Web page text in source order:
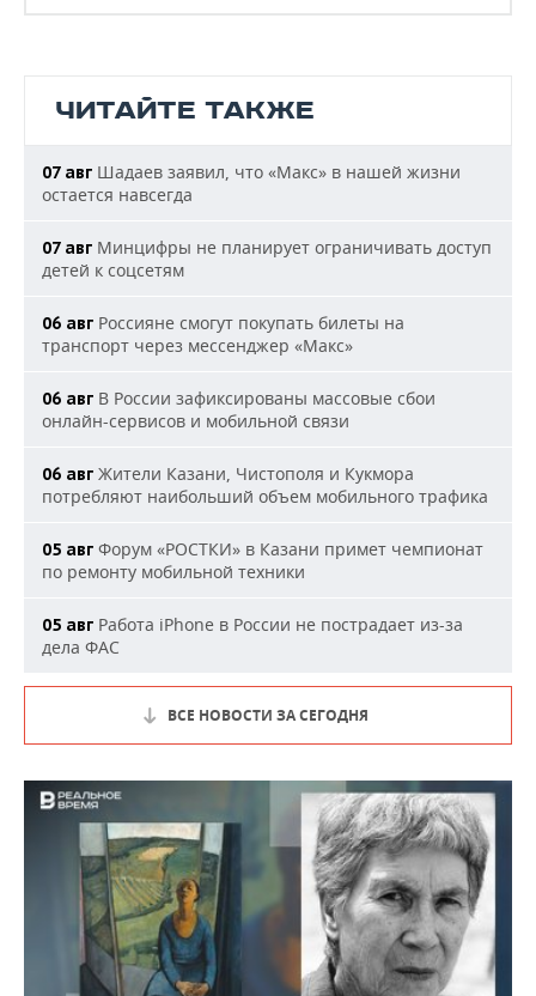
ЧИТАЙТЕ ТАКЖЕ
07 авг Шадаев заявил, что «Макс» в нашей жизни
остается навсегда
07 авг Минцифры не планирует ограничивать доступ
детей к соцсетям
06 авг Россияне смогут покупать билеты на
транспорт через мессенджер «Макс»
06 авг В России зафиксированы массовые сбои
онлайн-сервисов и мобильной связи
06 авг Жители Казани, Чистополя и Кукмора
потребляют наибольший объем мобильного трафика
05 авг Форум «РОСТКИ» в Казани примет чемпионат
по ремонту мобильной техники
05 авг Работа iPhone в России не пострадает из-за
дела ФАС
ВСЕ НОВОСТИ ЗА СЕГОДНЯ